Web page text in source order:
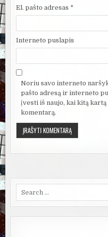
El. pašto adresas *
Interneto puslapis
Noriu savo interneto
pašto adresą ir interneto
įvesti iš naujo, kai kitą
komentarą.